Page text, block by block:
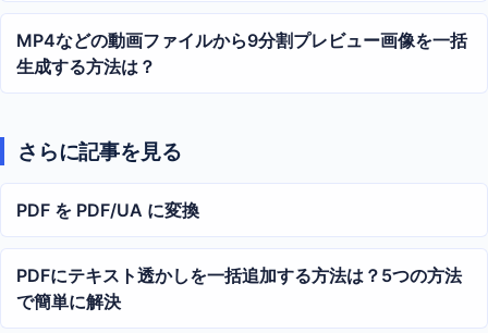
MP4などの動画ファイルから9分割プレビュー画像を一括
生成する方法は？
さらに記事を見る
PDF を PDF/UA に変換
PDFにテキスト透かしを一括追加する方法は？5つの方法
で簡単に解決